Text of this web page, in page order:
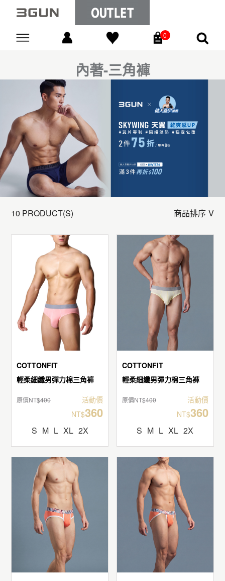
0
內著-三角褲
10 PRODUCT(S) 商品排序
COTTONFIT
輕柔細纖男彈力棉三角褲
原價NT$400
活動價
NT$360
S M L XL 2X
COTTONFIT
輕柔細纖男彈力棉三角褲
原價NT$400
活動價
NT$360
S M L XL 2X